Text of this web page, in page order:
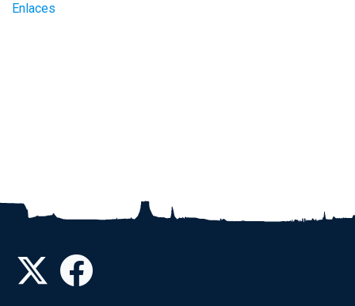
Enlaces